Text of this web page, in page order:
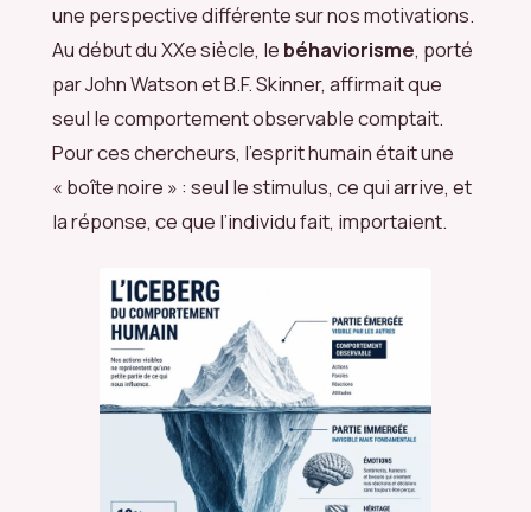
une perspective différente sur nos motivations.
Au début du XXe siècle, le béhaviorisme, porté
par John Watson et B.F. Skinner, affirmait que
seul le comportement observable comptait.
Pour ces chercheurs, l’esprit humain était une
« boîte noire » : seul le stimulus, ce qui arrive, et
la réponse, ce que l’individu fait, importaient.